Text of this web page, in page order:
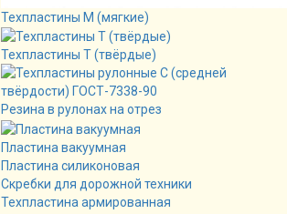
Техпластины М (мягкие)
Техпластины Т (твёрдые)
Резина в рулонах на отрез
Пластина вакуумная
Пластина силиконовая
Скребки для дорожной техники
Техпластина армированная